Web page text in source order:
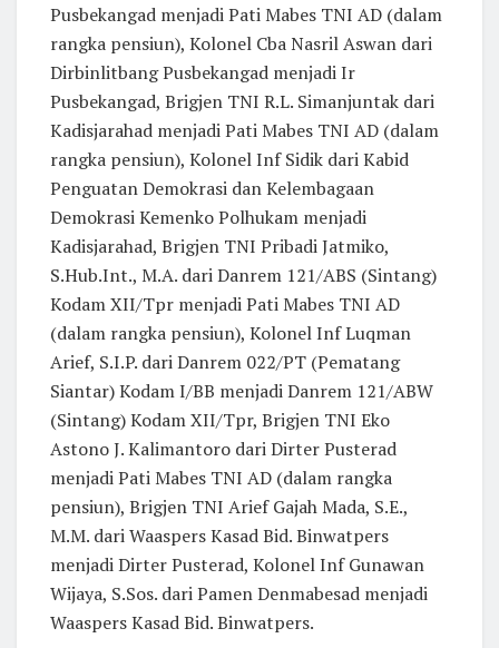
Pusbekangad menjadi Pati Mabes TNI AD (dalam
rangka pensiun), Kolonel Cba Nasril Aswan dari
Dirbinlitbang Pusbekangad menjadi Ir
Pusbekangad, Brigjen TNI R.L. Simanjuntak dari
Kadisjarahad menjadi Pati Mabes TNI AD (dalam
rangka pensiun), Kolonel Inf Sidik dari Kabid
Penguatan Demokrasi dan Kelembagaan
Demokrasi Kemenko Polhukam menjadi
Kadisjarahad, Brigjen TNI Pribadi Jatmiko,
S.Hub.Int., M.A. dari Danrem 121/ABS (Sintang)
Kodam XII/Tpr menjadi Pati Mabes TNI AD
(dalam rangka pensiun), Kolonel Inf Luqman
Arief, S.I.P. dari Danrem 022/PT (Pematang
Siantar) Kodam I/BB menjadi Danrem 121/ABW
(Sintang) Kodam XII/Tpr, Brigjen TNI Eko
Astono J. Kalimantoro dari Dirter Pusterad
menjadi Pati Mabes TNI AD (dalam rangka
pensiun), Brigjen TNI Arief Gajah Mada, S.E.,
M.M. dari Waaspers Kasad Bid. Binwatpers
menjadi Dirter Pusterad, Kolonel Inf Gunawan
Wijaya, S.Sos. dari Pamen Denmabesad menjadi
Waaspers Kasad Bid. Binwatpers.